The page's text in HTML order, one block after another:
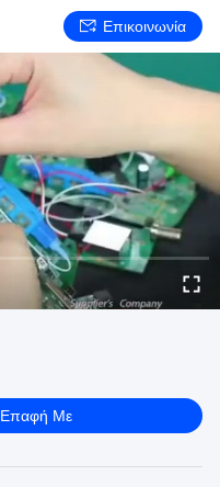
Επικοινωνία
Επαφή Με